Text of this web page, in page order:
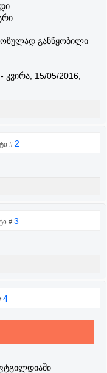
განწყობილი
- კვირა, 15/05/2016,
# 2
# 3
4